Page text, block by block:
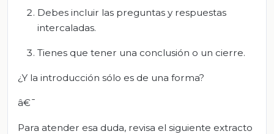
Debes incluir las preguntas y respuestas
intercaladas.
Tienes que tener una conclusión o un cierre.
¿Y la introducción sólo es de una forma?
â€¯
Para atender esa duda, revisa el siguiente extracto